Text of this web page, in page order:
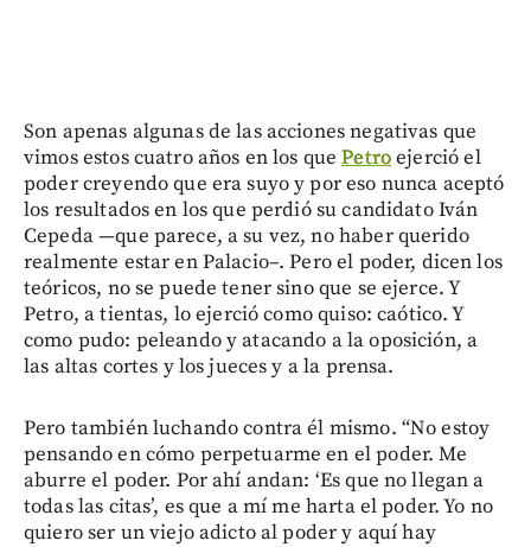
Son apenas algunas de las acciones negativas que
vimos estos cuatro años en los quePetroejerció el
poder creyendo que era suyo y por eso nunca aceptó
los resultados en los que perdió su candidato Iván
Cepeda —que parece, a su vez, no haber querido
realmente estar en Palacio–. Pero el poder, dicen los
teóricos, no se puede tener sino que se ejerce. Y
Petro, a tientas, lo ejerció como quiso: caótico. Y
como pudo: peleando y atacando a la oposición, a
las altas cortes y los jueces y a la prensa.
Pero también luchando contra él mismo. “No estoy
pensando en cómo perpetuarme en el poder. Me
aburre el poder. Por ahí andan: ‘Es que no llegan a
todas las citas’, es que a mí me harta el poder. Yo no
quiero ser un viejo adicto al poder y aquí hay